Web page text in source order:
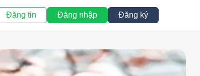
Đăng tin Đăng nhập Đăng ký